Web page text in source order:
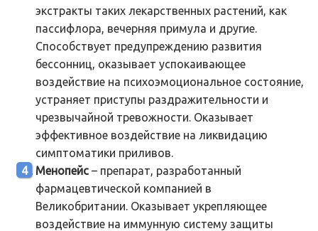
экстракты таких лекарственных растений, как
пассифлора, вечерняя примула и другие.
Способствует предупреждению развития
бессонниц, оказывает успокаивающее
воздействие на психоэмоциональное состояние,
устраняет приступы раздражительности и
чрезвычайной тревожности. Оказывает
эффективное воздействие на ликвидацию
симптоматики приливов.
Менопейс – препарат, разработанный
фармацевтической компанией в
Великобритании. Оказывает укрепляющее
воздействие на иммунную систему защиты